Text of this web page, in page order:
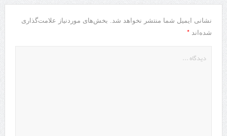
نشانی ایمیل شما منتشر نخواهد شد.
بخش‌های موردنیاز علامت‌گذاری
شده‌اند *